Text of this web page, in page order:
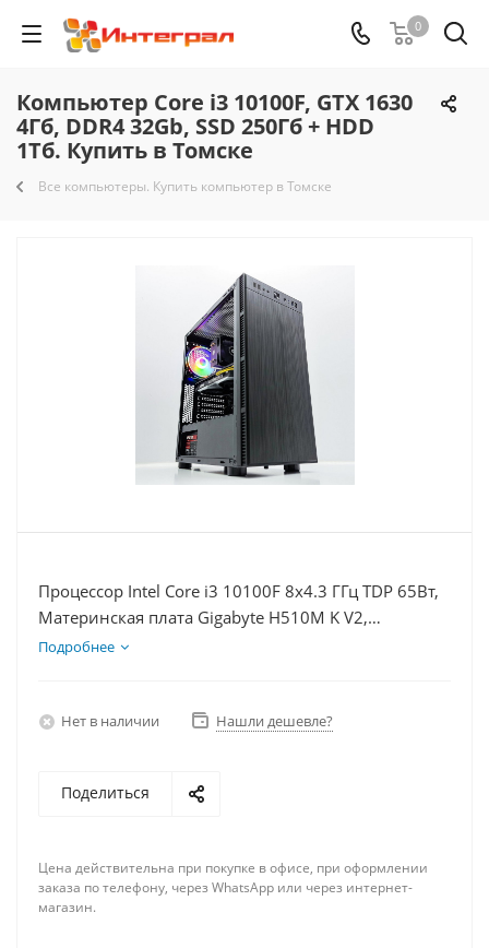
0
Компьютер Core i3 10100F, GTX 1630
4Гб, DDR4 32Gb, SSD 250Гб + HDD
1Тб. Купить в Томске
Все компьютеры. Купить компьютер в Томске
Процессор Intel Core i3 10100F 8x4.3 ГГц TDP 65Вт,
Материнская плата Gigabyte H510M K V2,
Видеокарта GTX 1630 4Гб, Память DDR4 32Gb,
Подробнее
Нет в наличии Нашли дешевле?
Поделиться
Цена действительна при покупке в офисе, при оформлении
заказа по телефону, через WhatsApp или через интернет-
магазин.